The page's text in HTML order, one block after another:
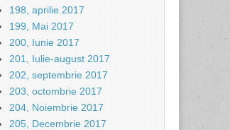
198, aprilie 2017
199, Mai 2017
200, Iunie 2017
201, Iulie-august 2017
202, septembrie 2017
203, octombrie 2017
204, Noiembrie 2017
205, Decembrie 2017